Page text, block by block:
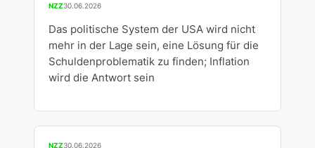
NZZ30.06.2026
Das politische System der USA wird nicht
mehr in der Lage sein, eine Lösung für die
Schuldenproblematik zu finden; Inflation
wird die Antwort sein
NZZ30.06.2026